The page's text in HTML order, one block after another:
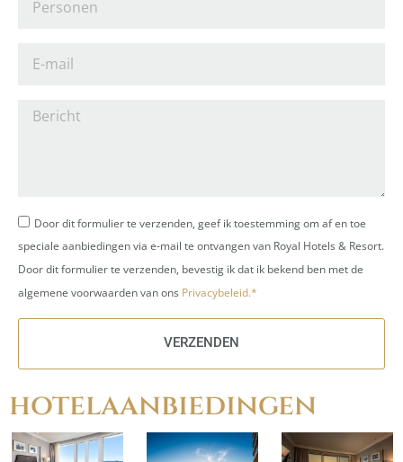
Door dit formulier te verzenden, geef ik toestemming om af en toe
speciale aanbiedingen via e-mail te ontvangen van Royal Hotels & Resort.
Door dit formulier te verzenden, bevestig ik dat ik bekend ben met de
algemene voorwaarden van ons Privacybeleid.*
VERZENDEN
hotelaanbiedingen